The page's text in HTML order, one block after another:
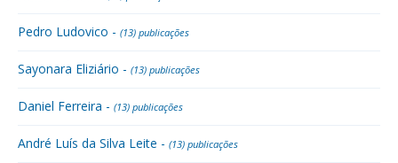
Pedro Ludovico - (13) publicações
Sayonara Eliziário - (13) publicações
Daniel Ferreira - (13) publicações
André Luís da Silva Leite - (13) publicações